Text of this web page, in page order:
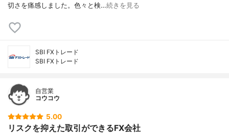
切さを痛感しました。色々と検…続きを見る
SBI FXトレード
SBI FXトレード
自営業
コウコウ
5.00
リスクを抑えた取引ができるFX会社